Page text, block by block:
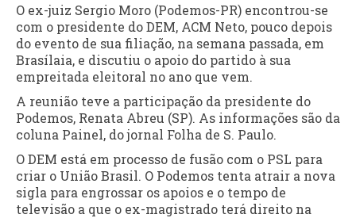
O ex-juiz Sergio Moro (Podemos-PR) encontrou-se
com o presidente do DEM, ACM Neto, pouco depois
do evento de sua filiação, na semana passada, em
Brasílaia, e discutiu o apoio do partido à sua
empreitada eleitoral no ano que vem.
A reunião teve a participação da presidente do
Podemos, Renata Abreu (SP). As informações são da
coluna Painel, do jornal Folha de S. Paulo.
O DEM está em processo de fusão com o PSL para
criar o União Brasil. O Podemos tenta atrair a nova
sigla para engrossar os apoios e o tempo de
televisão a que o ex-magistrado terá direito na